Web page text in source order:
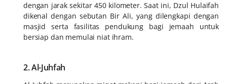
dengan jarak sekitar 450 kilometer. Saat ini, Dzul Hulaifah
dikenal dengan sebutan Bir Ali, yang dilengkapi dengan
masjid serta fasilitas pendukung bagi jemaah untuk
bersiap dan memulai niat ihram.
2. Al-Juhfah